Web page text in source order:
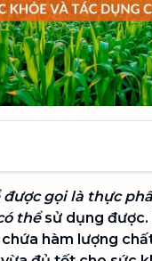
được gọi là thực
thểsử dụng được.
hàm lượng